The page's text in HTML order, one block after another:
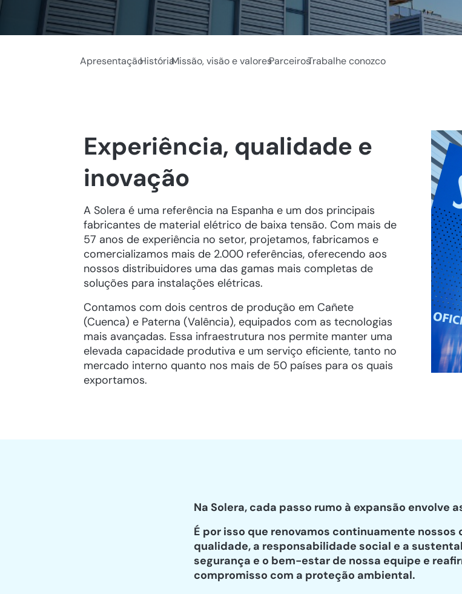
ApresentaçãoHistóriaMissão, visão e valoresParceirosTrabalhe conozco
Experiência, qualidade e
inovação
A Solera é uma referência na Espanha e um dos principais
fabricantes de material elétrico de baixa tensão. Com mais de
57 anos de experiência no setor, projetamos, fabricamos e
comercializamos mais de 2.000 referências, oferecendo aos
nossos distribuidores uma das gamas mais completas de
soluções para instalações elétricas.
Contamos com dois centros de produção em Cañete
(Cuenca) e Paterna (Valência), equipados com as tecnologias
mais avançadas. Essa infraestrutura nos permite manter uma
elevada capacidade produtiva e um serviço eficiente, tanto no
mercado interno quanto nos mais de 50 países para os quais
exportamos.
Na Solera, cada passo rumo à expansão envolve
É por isso que renovamos continuamente nossos
qualidade, a responsabilidade social e a
segurança e o bem-estar de nossa equipe e
compromisso com a proteção ambiental.